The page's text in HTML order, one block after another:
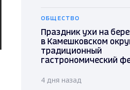
ОБЩЕСТВО
Праздник ухи на
в Камешковском
традиционный
гастрономический
4 дня назад